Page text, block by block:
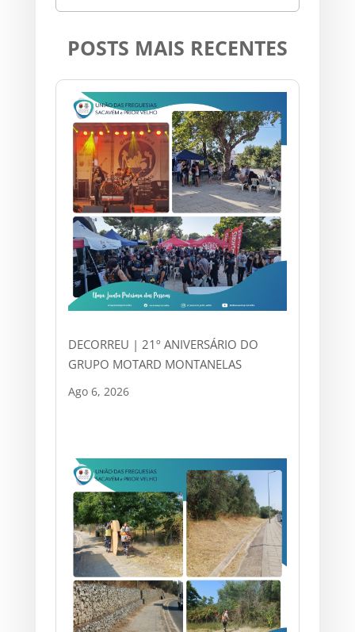
POSTS MAIS RECENTES
DECORREU | 21º ANIVERSÁRIO DO
GRUPO MOTARD MONTANELAS
Ago 6, 2026